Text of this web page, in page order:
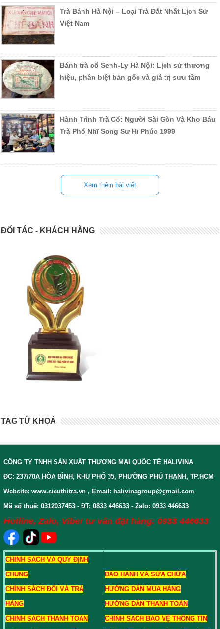
Trà Bánh Hà Nội – Loại Trà Đắt Nhất Lịch Sử
Việt Nam
Bánh trà cổ Senh-Ly Hà Nội: Lịch sử thương
hiệu, phân biệt bản gốc và giá trị sưu tầm
Hành Trình Trà Cổ: Người Sài Gòn Và Kho Báu
Trà Phổ Nhĩ Song Sư Hỉ Phúc 1999
Xem thêm bài viết
ĐỐI TÁC - KHÁCH HÀNG
TAG TỪ KHOÁ
CÔNG TY TNHH SẢN XUẤT THƯƠNG MẠI QUỐC TẾ HALIVINA
ĐC: 237/70A HÒA BÌNH, KHU PHỐ 35, PHƯỜNG PHÚ THẠNH, TP.HCM
Website: www.sieuthitra.vn , Email: halivinagroup@gmail.com
Mã số thuế: 0312037453 - ĐT: 0833 446633 - Zalo: 0933 446633
Hotline, Zalo, Viber tư vấn đặt hàng: 0933 446633
CHÍNH SÁCH VÀ QUY ĐỊNH
CHUNG
CHÍNH SÁCH ĐỔI VÀ TRẢ
HÀNG
CHÍNH SÁCH THANH TOÁN
BẢO HÀNH VÀ SỬA CHỮA
HƯỚNG DẪN MUA HÀNG
HƯỚNG DẪN THANH TOÁN
CHÍNH SÁCH BẢO VỆ THÔNG TIN